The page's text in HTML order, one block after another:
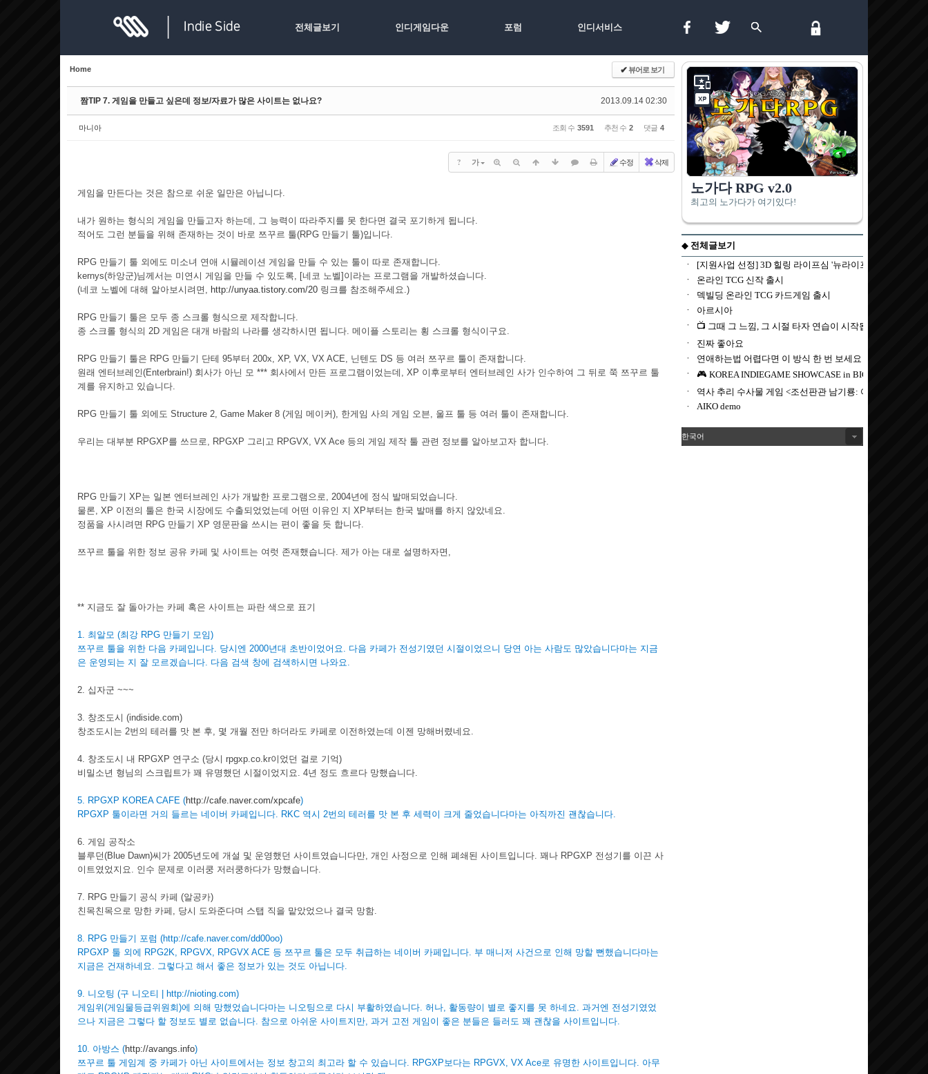
전체글보기 인디게임다운 포럼 인디서비스
한국어
Home ✔뷰어로 보기
2013.09.14 02:30
짬TIP 7. 게임을 만들고 싶은데 정보/자료가 많은 사이트는 없나요?
마니아 조회 수 3591 추천 수 2 댓글 4
? 가 수정 삭제
게임을 만든다는 것은 참으로 쉬운 일만은 아닙니다.
내가 원하는 형식의 게임을 만들고자 하는데, 그 능력이 따라주지를 못 한다면 결국 포기하게 됩니다.
적어도 그런 분들을 위해 존재하는 것이 바로 쯔꾸르 툴(RPG 만들기 툴)입니다.
RPG 만들기 툴 외에도 미소녀 연애 시뮬레이션 게임을 만들 수 있는 툴이 따로 존재합니다.
kernys(하앙군)님께서는 미연시 게임을 만들 수 있도록, [네코 노벨]이라는 프로그램을 개발하셨습니다.
(네코 노벨에 대해 알아보시려면, http://unyaa.tistory.com/20 링크를 참조해주세요.)
RPG 만들기 툴은 모두 종 스크롤 형식으로 제작합니다.
종 스크롤 형식의 2D 게임은 대개 바람의 나라를 생각하시면 됩니다. 메이플 스토리는 횡 스크롤 형식이구요.
RPG 만들기 툴은 RPG 만들기 단테 95부터 200x, XP, VX, VX ACE, 닌텐도 DS 등 여러 쯔꾸르 툴이 존재합니다.
원래 엔터브레인(Enterbrain!) 회사가 아닌 모 *** 회사에서 만든 프로그램이었는데, XP 이후로부터 엔터브레인 사가 인수하여 그 뒤로 쭉 쯔꾸르 툴
계를 유지하고 있습니다.
RPG 만들기 툴 외에도 Structure 2, Game Maker 8 (게임 메이커), 한게임 사의 게임 오븐, 울프 툴 등 여러 툴이 존재합니다.
우리는 대부분 RPGXP를 쓰므로, RPGXP 그리고 RPGVX, VX Ace 등의 게임 제작 툴 관련 정보를 알아보고자 합니다.
RPG 만들기 XP는 일본 엔터브레인 사가 개발한 프로그램으로, 2004년에 정식 발매되었습니다.
물론, XP 이전의 툴은 한국 시장에도 수출되었었는데 어떤 이유인 지 XP부터는 한국 발매를 하지 않았네요.
정품을 사시려면 RPG 만들기 XP 영문판을 쓰시는 편이 좋을 듯 합니다.
쯔꾸르 툴을 위한 정보 공유 카페 및 사이트는 여럿 존재했습니다. 제가 아는 대로 설명하자면,
** 지금도 잘 돌아가는 카페 혹은 사이트는 파란 색으로 표기
1. 최알모 (최강 RPG 만들기 모임)
쯔꾸르 툴을 위한 다음 카페입니다. 당시엔 2000년대 초반이었어요. 다음 카페가 전성기였던 시절이었으니 당연 아는 사람도 많았습니다마는 지금
은 운영되는 지 잘 모르겠습니다. 다음 검색 창에 검색하시면 나와요.
2. 십자군 ~~~
3. 창조도시 (indiside.com)
창조도시는 2번의 테러를 맛 본 후, 몇 개월 전만 하더라도 카페로 이전하였는데 이젠 망해버렸네요.
4. 창조도시 내 RPGXP 연구소 (당시 rpgxp.co.kr이었던 걸로 기억)
비밀소년 형님의 스크립트가 꽤 유명했던 시절이었지요. 4년 정도 흐르다 망했습니다.
5. RPGXP KOREA CAFE (http://cafe.naver.com/xpcafe)
RPGXP 툴이라면 거의 들르는 네이버 카페입니다. RKC 역시 2번의 테러를 맛 본 후 세력이 크게 줄었습니다마는 아직까진 괜찮습니다.
6. 게임 공작소
블루던(Blue Dawn)씨가 2005년도에 개설 및 운영했던 사이트였습니다만, 개인 사정으로 인해 폐쇄된 사이트입니다. 꽤나 RPGXP 전성기를 이끈 사
이트였었지요. 인수 문제로 이러쿵 저러쿵하다가 망했습니다.
7. RPG 만들기 공식 카페 (알공카)
친목친목으로 망한 카페, 당시 도와준다며 스탭 직을 맡았었으나 결국 망함.
8. RPG 만들기 포럼 (http://cafe.naver.com/dd00oo)
RPGXP 툴 외에 RPG2K, RPGVX, RPGVX ACE 등 쯔꾸르 툴은 모두 취급하는 네이버 카페입니다. 부 매니저 사건으로 인해 망할 뻔했습니다마는
지금은 건재하네요. 그렇다고 해서 좋은 정보가 있는 것도 아닙니다.
9. 니오팅 (구 니오티 | http://nioting.com)
게임위(게임물등급위원회)에 의해 망했었습니다마는 니오팅으로 다시 부활하였습니다. 허나, 활동량이 별로 좋지를 못 하네요. 과거엔 전성기였었
으나 지금은 그렇다 할 정보도 별로 없습니다. 참으로 아쉬운 사이트지만, 과거 고전 게임이 좋은 분들은 들러도 꽤 괜찮을 사이트입니다.
10. 아방스 (http://avangs.info)
쯔꾸르 툴 게임계 중 카페가 아닌 사이트에서는 정보 창고의 최고라 할 수 있습니다. RPGXP보다는 RPGVX, VX Ace로 유명한 사이트입니다. 아무
Sketchbook5, 스케치북5
Sketchbook5, 스케치북5
Sketchbook5, 스케치북5
Sketchbook5, 스케치북5